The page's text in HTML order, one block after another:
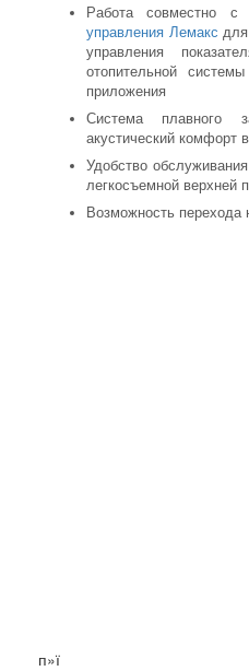
Работа совместно
управления Лемакс
управления
отопительной
приложения
Система плавного
акустический комфорт
Удобство
легкосъемной верхней
Возможность перехода
п»ї